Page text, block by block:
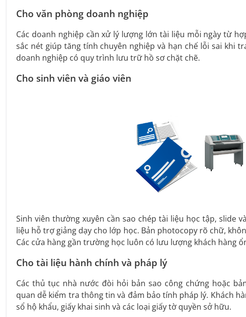
Cho văn phòng doanh nghiệp
Các doanh nghiệp cần xử lý lượng lớn tài liệu mỗi ngày từ
sắc nét giúp tăng tính chuyên nghiệp và hạn chế lỗi sai khi
doanh nghiệp có quy trình lưu trữ hồ sơ chặt chẽ.
Cho sinh viên và giáo viên
Sinh viên thường xuyên cần sao chép tài liệu học tập, slide
liệu hỗ trợ giảng dạy cho lớp học. Bản photocopy rõ chữ,
Các cửa hàng gần trường học luôn có lưu lượng khách hàng
Cho tài liệu hành chính và pháp lý
Các thủ tục nhà nước đòi hỏi bản sao công chứng hoặc
quan dễ kiểm tra thông tin và đảm bảo tính pháp lý. Khách
sổ hộ khẩu, giấy khai sinh và các loại giấy tờ quyền sở hữu.